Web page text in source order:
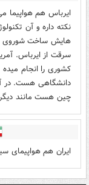
ایرباس هم هواپیما
نکته داره و آن
هایش ساخت شوروی
سرقت از ایرباس.
کشوری را انجام
دانشگاهی هست. در
چین هست مانند
ایران هم هواپیمای